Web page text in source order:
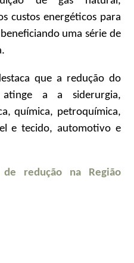
custos energéticos para
uma série de
que a redução do
a a siderurgia,
química, petroquímica,
e tecido, automotivo e
redução na Região